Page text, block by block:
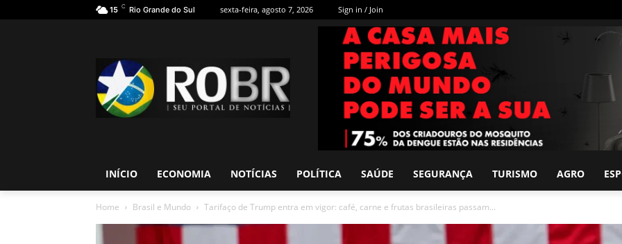
15 C Rio Grande do Sul sexta-feira, agosto 7, 2026 Sign in / Join
INÍCIO ECONOMIA NOTÍCIAS POLÍTICA SAÚDE SEGURANÇA TURISMO AGRO
Home Brasil e Mundo Tarifaço de Trump entra em vigor: café, carne e frutas brasileiras passam...